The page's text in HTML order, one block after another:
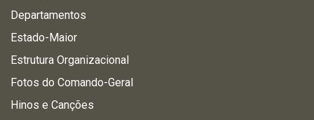
Departamentos
Estado-Maior
Estrutura Organizacional
Fotos do Comando-Geral
Hinos e Canções